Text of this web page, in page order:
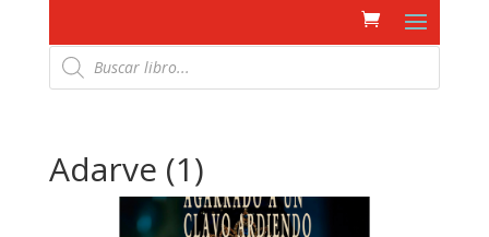
Búsqueda
de
productos
Adarve (1)